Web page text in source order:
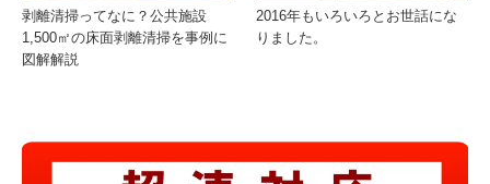
剥離清掃ってなに？公共施設
1,500㎡の床面剥離清掃を事例に
図解解説
2016年もいろいろとお世話にな
りました。